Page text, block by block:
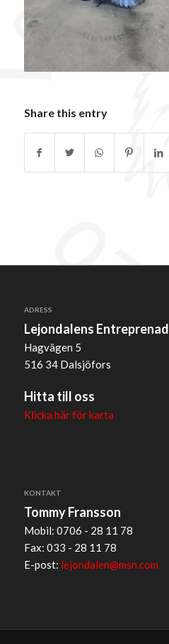
Share this entry
ADRESS
Lejondalens Entreprenad
Hagvägen 5
516 34 Dalsjöfors
Hitta till oss
Klicka här för karta
KONTAKT
Tommy Fransson
Mobil: 0706 - 28 11 78
Fax: 033 - 28 11 78
E-post: lejondalen@msn.com